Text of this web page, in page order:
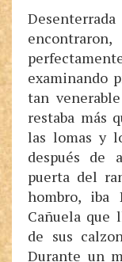
examinando
tan
restaba más
las lomas y
después de
puerta del
hombro, iba
Cañuela que
de sus
Durante un